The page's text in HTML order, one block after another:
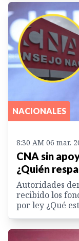
NACIONALES
8:30 AM 06 mar.
CNA sin
¿Quién
Autoridades
recibido los
por ley ¿Qué